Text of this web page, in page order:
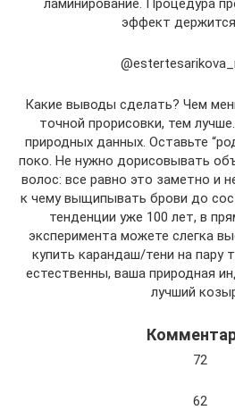
ламинирование. Процедура
эффект
Какие выводы сделать? Чем
точной прорисовки, тем
природных данных. Оставьте
поко. Не нужно дорисовывать
волос: все равно это заметно и
к чему выщипывать брови до
тенденции уже 100 лет, в
эксперимента можете слегка
купить карандаш/тени на пару
естественны, ваша природная
лучший
72
62